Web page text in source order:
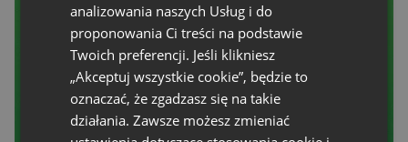
RUSSIAN
SPANISH
ITALIAN
analizowania naszych Usług i do
proponowania Ci treści na podstawie
Twoich preferencji. Jeśli klikniesz
„Akceptuj wszystkie cookie”, będzie to
oznaczać, że zgadzasz się na takie
działania. Zawsze możesz zmieniać